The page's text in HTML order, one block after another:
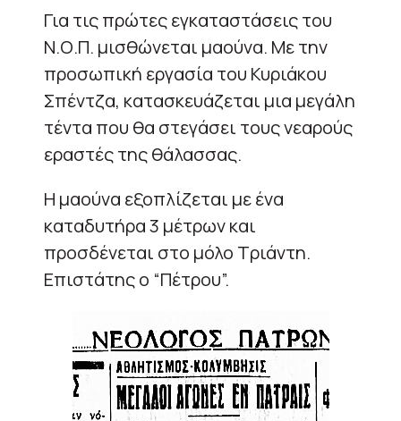
Για τις πρώτες εγκαταστάσεις του
Ν.Ο.Π. μισθώνεται μαούνα. Με την
προσωπική εργασία του Κυριάκου
Σπέντζα, κατασκευάζεται μια μεγάλη
τέντα που θα στεγάσει τους νεαρούς
εραστές της θάλασσας.
Η μαούνα εξοπλίζεται με ένα
καταδυτήρα 3 μέτρων και
προσδένεται στο μόλο Τριάντη.
Επιστάτης ο “Πέτρου”.